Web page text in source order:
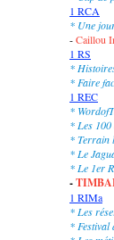
1 RCA
* Une
-Caillou
1 RS
*
* Faire
1 REC
*
* Les 100
* Terrain
* Le
* Le 1er
-
1 RIMa
* Les
* Festival